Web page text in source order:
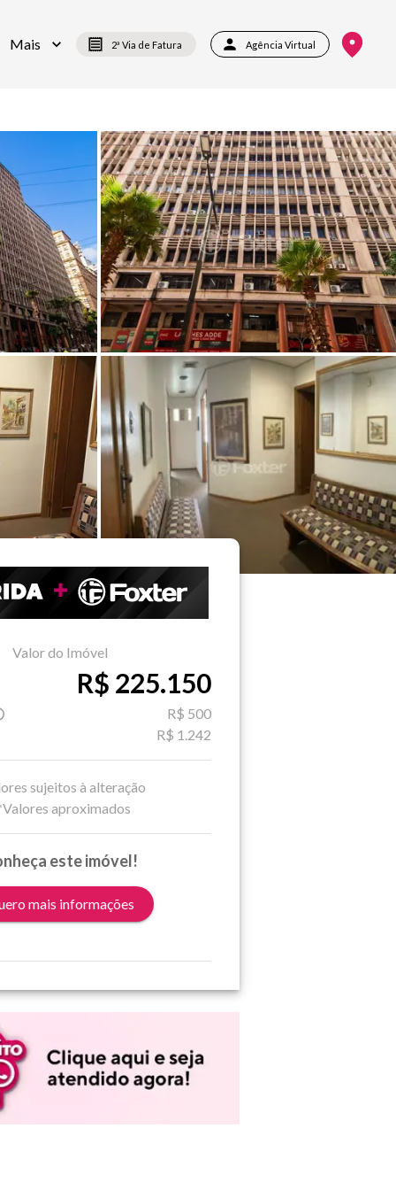
Mais 2ª Via de Fatura Agência Virtual
Valor do Imóvel
R$ 225.150
R$ 500
R$ 1.242
sujeitos à alteração
aproximados
este imóvel!
mais informações